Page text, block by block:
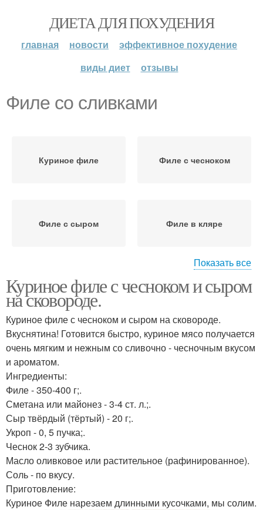
ДИЕТА ДЛЯ ПОХУДЕНИЯ
главная новости
эффективное похудение
виды диет
отзывы
Филе со сливками
Куриное филе Филе с чесноком
Филе с сыром Филе в кляре
Филе в сливочном
соусе
Филе с луком
Показать все
Куриное филе с чесноком и сыром
на сковороде.
Куриное филе с чесноком и сыром на сковороде.
Вкуснятина! Готовится быстро, куриное мясо получается
очень мягким и нежным со сливочно - чесночным вкусом
и ароматом.
Ингредиенты:
Филе - 350-400 г;.
Сметана или майонез - 3-4 ст. л.;.
Сыр твёрдый (тёртый) - 20 г;.
Укроп - 0, 5 пучка;.
Чеснок 2-3 зубчика.
Масло оливковое или растительное (рафинированное).
Соль - по вкусу.
Приготовление:
Куриное Филе нарезаем длинными кусочками, мы солим.